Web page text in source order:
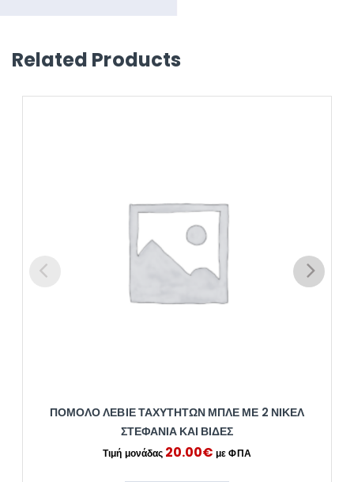
Related Products
ΠΌΜΟΛΟ ΛΕΒΙΈ ΤΑΧΥΤΉΤΩΝ ΜΠΛΕ ΜΕ 2 ΝΊΚΕΛ
ΣΤΕΦΆΝΙΑ ΚΑΙ ΒΊΔΕΣ
20.00€